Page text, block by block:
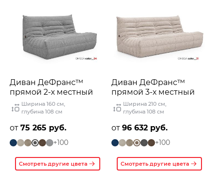
Диван ДеФранс™️
прямой 2-х местный
Ширина 160 см,
глубина 108 см
от 75 265 руб.
+100
Смотреть другие цвета
Диван ДеФранс™️
прямой 3-х местный
Ширина 210 см,
глубина 108 см
от 96 632 руб.
+100
Смотреть другие цвета